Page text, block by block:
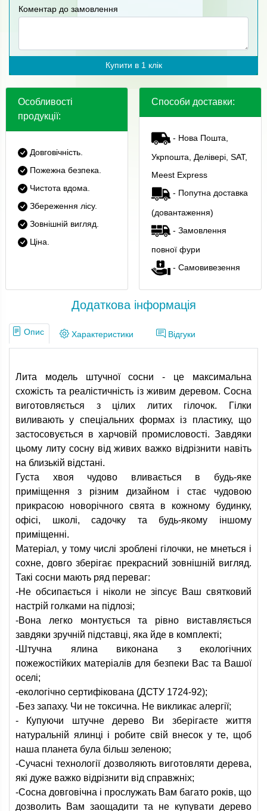
Коментар до замовлення
Купити в 1 клік
Особливості
продукції:
Довговічність.
Пожежна безпека.
Чистота вдома.
Збереження лісу.
Зовнішній вигляд.
Ціна.
Способи доставки:
- Нова Пошта,
Укрпошта, Делівері, SAT,
Meest Express
- Попутна доставка
(довантаження)
- Замовлення
повної фури
- Самовивезення
Додаткова інформація
Опис Характеристики Відгуки
Лита модель штучної сосни - це максимальна
схожість та реалістичність із живим деревом. Сосна
виготовляється з цілих литих гілочок. Гілки
виливають у спеціальних формах із пластику, що
застосовується в харчовій промисловості. Завдяки
цьому литу сосну від живих важко відрізнити навіть
на близькій відстані.
Густа хвоя чудово вливається в будь-яке
приміщення з різним дизайном і стає чудовою
прикрасою новорічного свята в кожному будинку,
офісі, школі, садочку та будь-якому іншому
приміщенні.
Матеріал, у тому числі зроблені гілочки, не мнеться і
сохне, довго зберігає прекрасний зовнішній вигляд.
Такі сосни мають ряд переваг:
-Не обсипається і ніколи не зіпсує Ваш святковий
настрій голками на підлозі;
-Вона легко монтується та рівно виставляється
завдяки зручній підставці, яка йде в комплекті;
-Штучна ялина виконана з екологічних
пожежостійких матеріалів для безпеки Вас та Вашої
оселі;
-екологічно сертифікована (ДСТУ 1724-92);
-Без запаху. Чи не токсична. Не викликає алергії;
- Купуючи штучне дерево Ви зберігаєте життя
натуральній ялинці і робите свій внесок у те, щоб
наша планета була більш зеленою;
-Сучасні технології дозволяють виготовляти дерева,
які дуже важко відрізнити від справжніх;
-Сосна довговічна і прослужать Вам багато років, що
дозволить Вам заощадити та не купувати дерево